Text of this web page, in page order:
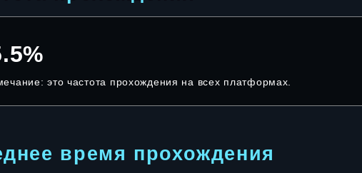
это частота прохождения на всех платформах.
время прохождения